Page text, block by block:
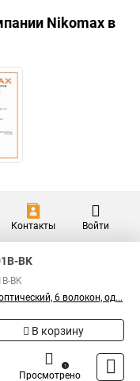
Nikomax в
Контакты Войти
BK
BK
6 волокон, од...
В корзину
Просмотрено
1